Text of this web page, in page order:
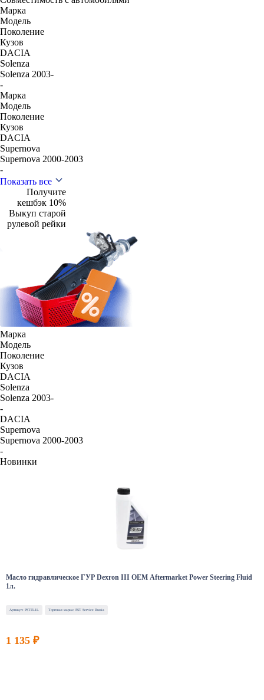
Марка
Модель
Поколение
Кузов
DACIA
Solenza
Solenza 2003-
-
Марка
Модель
Поколение
Кузов
DACIA
Supernova
Supernova 2000-2003
-
Показать все
Получите
кешбэк 10%
Выкуп старой
рулевой рейки
Марка
Модель
Поколение
Кузов
DACIA
Solenza
Solenza 2003-
-
DACIA
Supernova
Supernova 2000-2003
-
Новинки
Масло гидравлическое ГУР Dexron III OEM Aftermarket Power Steering Fluid
1л.
Артикул: PSTFL1L Торговая марка: PST Service Russia
1 135 ₽